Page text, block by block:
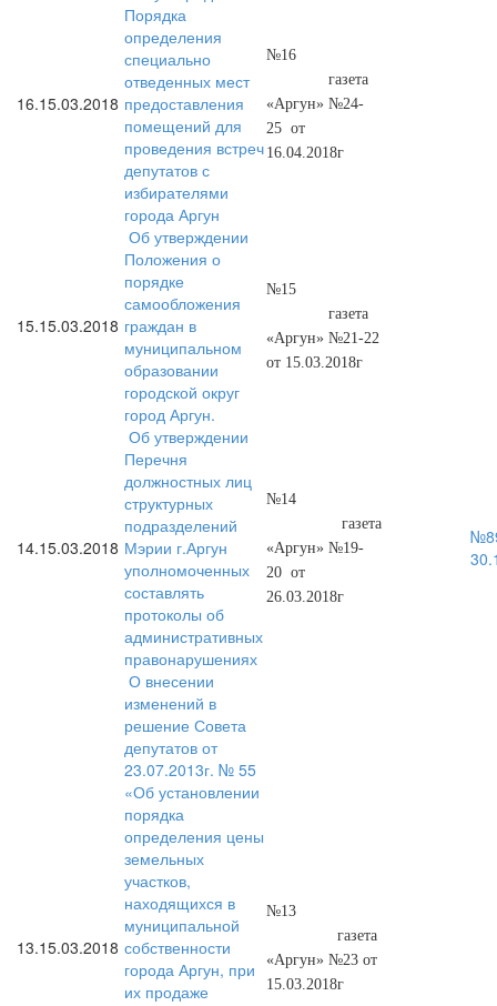
16.15.03.2018
Порядка
определения
специально
отведенных мест
предоставления
помещений для
проведения встреч
депутатов с
избирателями
города Аргун
№16
газета
«Аргун» №24-
25 от
16.04.2018г
15.15.03.2018
Об утверждении
Положения о
порядке
самообложения
граждан в
муниципальном
образовании
городской округ
город Аргун.
№15
газета
«Аргун» №21-22
от 15.03.2018г
14.15.03.2018
Об утверждении
Перечня
должностных лиц
структурных
подразделений
Мэрии г.Аргун
уполномоченных
составлять
протоколы об
административных
правонарушениях
№14
газета
«Аргун» №19-
20 от
26.03.2018г
13.15.03.2018
О внесении
изменений в
решение Совета
депутатов от
23.07.2013г. № 55
«Об установлении
порядка
определения цены
земельных
участков,
находящихся в
муниципальной
собственности
города Аргун, при
их продаже
№13
газета
«Аргун» №23 от
15.03.2018г